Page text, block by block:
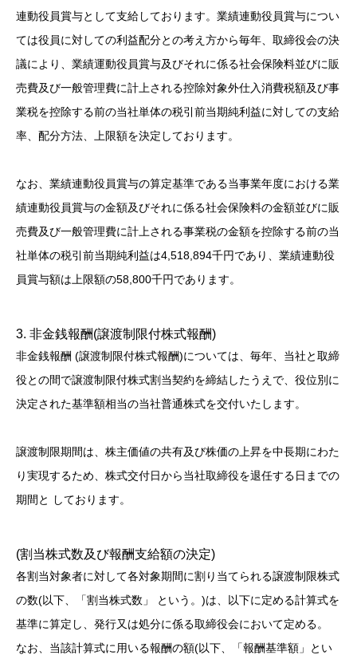
連動役員賞与として支給しております。業績連動役員賞与につい
ては役員に対しての利益配分との考え方から毎年、取締役会の決
議により、業績運動役員賞与及びそれに係る社会保険料並びに販
売費及び一般管理費に計上される控除対象外仕入消費税額及び事
業税を控除する前の当社単体の税引前当期純利益に対しての支給
率、配分方法、上限額を決定しております。
なお、業績連動役員賞与の算定基準である当事業年度における業
績連動役員賞与の金額及びそれに係る社会保険料の金額並びに販
売費及び一般管理費に計上される事業税の金額を控除する前の当
社単体の税引前当期純利益は4,518,894千円であり、業績連動役
員賞与額は上限額の58,800千円であります。
3. 非金銭報酬(譲渡制限付株式報酬)
非金銭報酬 (譲渡制限付株式報酬)については、毎年、当社と取締
役との間で譲渡制限付株式割当契約を締結したうえで、役位別に
決定された基準額相当の当社普通株式を交付いたします。
譲渡制限期間は、株主価値の共有及び株価の上昇を中長期にわた
り実現するため、株式交付日から当社取締役を退任する日までの
期間と しております。
(割当株式数及び報酬支給額の決定)
各割当対象者に対して各対象期間に割り当てられる譲渡制限株式
の数(以下、「割当株式数」 という。)は、以下に定める計算式を
基準に算定し、発行又は処分に係る取締役会において定める。
なお、当該計算式に用いる報酬の額(以下、「報酬基準額」とい